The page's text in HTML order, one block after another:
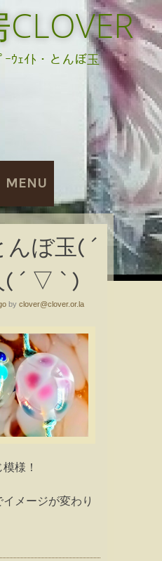
ｰｳｪｲﾄ・とんぼ玉
MENU
ぼ玉( ´
´ ▽ ` )
by clover@clover.or.la
様！
メージが変わり